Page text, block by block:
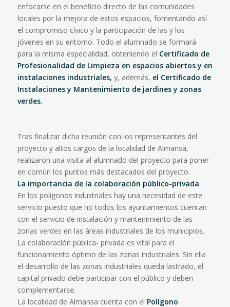
enfocarse en el beneficio directo de las comunidades
locales por la mejora de estos espacios, fomentando así
el compromiso cívico y la participación de las y los
jóvenes en su entorno. Todo el alumnado se formará
para la misma especialidad, obteniendo el Certificado de
Profesionalidad de Limpieza en espacios abiertos y en
instalaciones industriales, y, además, el Certificado de
Instalaciones y Mantenimiento de jardines y zonas
verdes.
Tras finalizar dicha reunión con los representantes del
proyecto y altos cargos de la localidad de Almansa,
realizaron una visita al alumnado del proyecto para poner
en común los puntos más destacados del proyecto.
La importancia de la colaboración público-privada
En los polígonos industriales hay una necesidad de este
servicio puesto que no todos los ayuntamientos cuentan
con el servicio de instalación y mantenimiento de las
zonas verdes en las áreas industriales de los municipios.
La colaboración pública- privada es vital para el
funcionamiento óptimo de las zonas industriales. Sin ella
el desarrollo de las zonas industriales queda lastrado, el
capital privado debe participar con el público y deben
complementarse.
La localidad de Almansa cuenta con el Polígono